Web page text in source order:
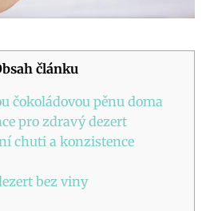
článku
čokoládovou pěnu doma
pro zdravý dezert
chuti a konzistence
bez viny